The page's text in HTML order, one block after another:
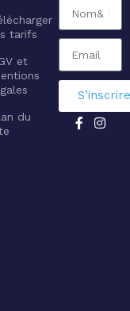
tarifs
et
du